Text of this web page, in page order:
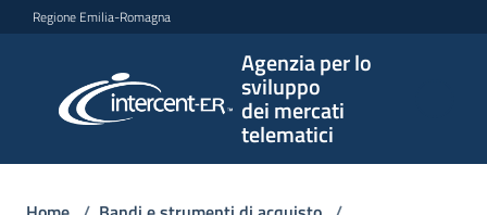
Vai al contenuto
Vai alla navigazione
Vai al footer
Regione Emilia-Romagna
Agenzia per lo
sviluppo
dei mercati
telematici
per lo
sviluppo